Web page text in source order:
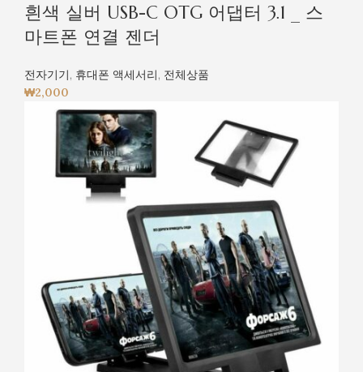
흰색 실버 USB-C OTG 어댑터 3.1 _ 스
마트폰 연결 젠더
전자기기, 휴대폰 액세서리, 전체상품
₩2,000